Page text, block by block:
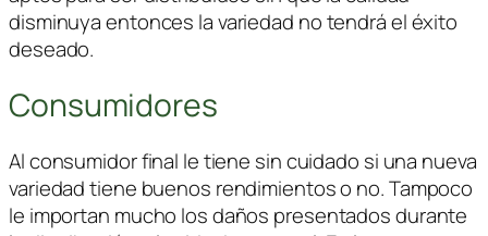
disminuya entonces la variedad no tendrá el éxito
deseado.
Consumidores
Al consumidor final le tiene sin cuidado si una nueva
variedad tiene buenos rendimientos o no. Tampoco
le importan mucho los daños presentados durante